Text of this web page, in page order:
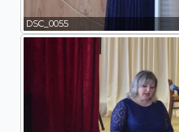
DSC_0055